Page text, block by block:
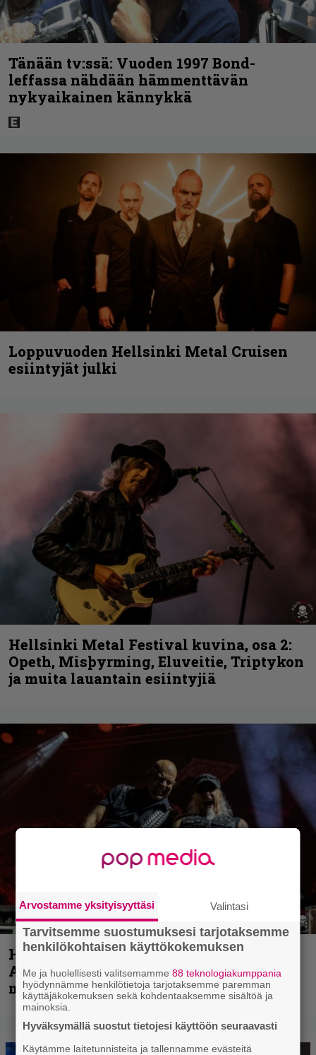
Tänään tv:ssä: Vuoden 1997 Bond-
leffassa nähdään hämmenttävän
nykyaikainen kännykkä
Loppuvuoden Hellsinki Metal Cruisen
esiintyjät julki
Hellsinki Metal Festival kuvina, osa 2:
Opeth, Misþyrming, Eluveitie, Triptykon
ja muita lauantain esiintyjiä
Hellsinki Metal Festival kuvina, osa 1 –
Accept, Carcass, Black Label Society ja
muita avauspäivän esiintyjiä
Arvostamme yksityisyyttäsi Valintasi
Tarvitsemme suostumuksesi tarjotaksemme
henkilökohtaisen käyttökokemuksen
Me ja huolellisesti valitsemamme88 teknologiakumppania
hyödynnämme henkilötietoja tarjotaksemme paremman
käyttäjäkokemuksen sekä kohdentaaksemme sisältöä ja
mainoksia.
Hyväksymällä suostut tietojesi käyttöön seuraavasti
Käytämme laitetunnisteita ja tallennamme evästeitä